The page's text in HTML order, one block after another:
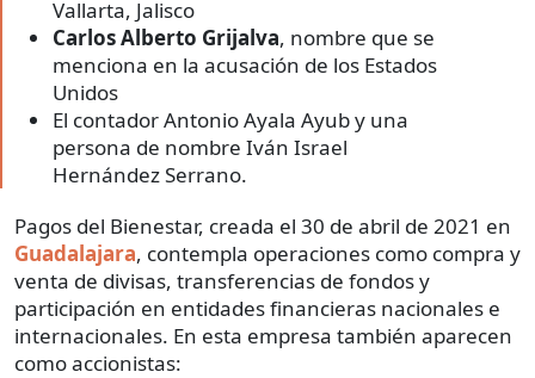
Vallarta, Jalisco
Carlos Alberto Grijalva, nombre que se
menciona en la acusación de los Estados
Unidos
El contador Antonio Ayala Ayub y una
persona de nombre Iván Israel
Hernández Serrano.
Pagos del Bienestar, creada el 30 de abril de 2021 en
Guadalajara, contempla operaciones como compra y
venta de divisas, transferencias de fondos y
participación en entidades financieras nacionales e
internacionales. En esta empresa también aparecen
como accionistas: